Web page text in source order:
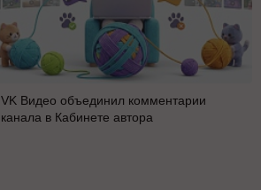
VK Видео объединил комментарии
канала в Кабинете автора